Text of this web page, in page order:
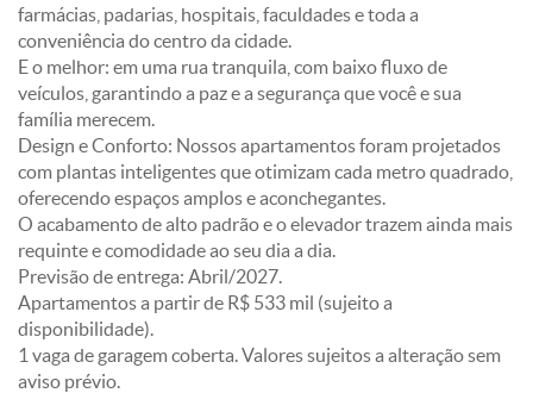
farmácias, padarias, hospitais, faculdades e toda a
conveniência do centro da cidade.
E o melhor: em uma rua tranquila, com baixo fluxo de
veículos, garantindo a paz e a segurança que você e sua
família merecem.
Design e Conforto: Nossos apartamentos foram projetados
com plantas inteligentes que otimizam cada metro quadrado,
oferecendo espaços amplos e aconchegantes.
O acabamento de alto padrão e o elevador trazem ainda mais
requinte e comodidade ao seu dia a dia.
Previsão de entrega: Abril/2027.
Apartamentos a partir de R$ 533 mil (sujeito a
disponibilidade).
1 vaga de garagem coberta. Valores sujeitos a alteração sem
aviso prévio.